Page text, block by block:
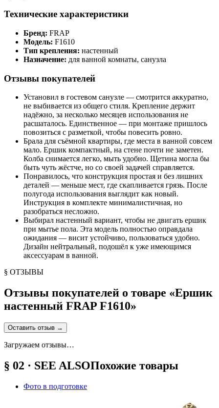
Технические характеристики
Бренд: FRAP
Модель: F1610
Тип крепления: настенный
Назначение: для ванной комнаты, санузла
Отзывы покупателей
Установил в гостевом санузле — смотрится аккуратно,
не выбивается из общего стиля. Крепление держит
надёжно, за несколько месяцев использования не
расшаталось. Единственное — при монтаже пришлось
повозиться с разметкой, чтобы повесить ровно.
Брала для съёмной квартиры, где места в ванной совсем
мало. Ершик компактный, на стене почти не заметен.
Колба снимается легко, мыть удобно. Щетина могла бы
быть чуть жёстче, но со своей задачей справляется.
Понравилось, что конструкция простая и без лишних
деталей — меньше мест, где скапливается грязь. После
полугода использования выглядит как новый.
Инструкция в комплекте минималистичная, но
разобраться несложно.
Выбирал настенный вариант, чтобы не двигать ершик
при мытье пола. Эта модель полностью оправдала
ожидания — висит устойчиво, пользоваться удобно.
Дизайн нейтральный, подошёл к уже имеющимся
аксессуарам в ванной.
§ ОТЗЫВЫ
Отзывы покупателей о товаре «Ершик
настенный FRAP F1610»
Оставить отзыв →
Загружаем отзывы…
§ 02 · SEE ALSOПохожие товары
Фото в подготовке